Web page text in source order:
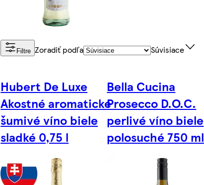
Filtre Zoradiť podľa Súvisiace
Hubert De Luxe
Akostné aromatické
šumivé víno biele
sladké 0,75 l
Bella Cucina
Prosecco D.O.C.
perlivé víno biele
polosuché 750 ml